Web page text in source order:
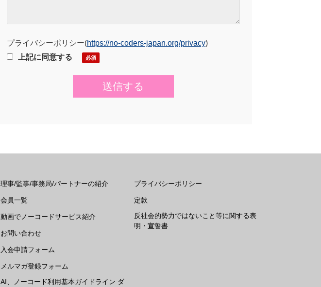
プライバシーポリシー(https://no-coders-japan.org/privacy)
上記に同意する
理事/監事/事務局/パートナーの紹介
会員一覧
動画でノーコードサービス紹介
お問い合わせ
入会申請フォーム
メルマガ登録フォーム
AI、ノーコード利用基本ガイドライン ダ
プライバシーポリシー
定款
反社会的勢力ではないこと等に関する表
明・宣誓書